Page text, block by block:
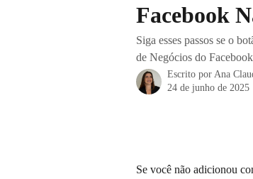
Facebook
Siga esses passos se o
de Negócios do
Escrito por Ana
24 de junho de 2025
Se você não adicionou